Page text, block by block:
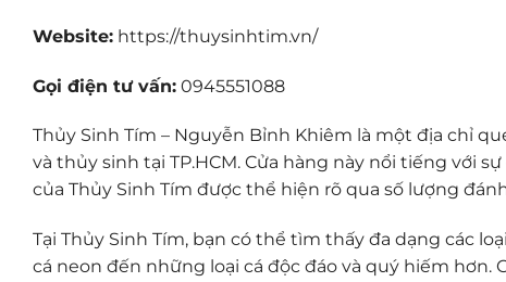
Website: https://thuysinhtim.vn/
Gọi điện tư vấn: 0945551088
Thủy Sinh Tím – Nguyễn Bỉnh Khiêm là một địa chỉ
và thủy sinh tại TP.HCM. Cửa hàng này nổi tiếng với
của Thủy Sinh Tím được thể hiện rõ qua số lượng
Tại Thủy Sinh Tím, bạn có thể tìm thấy đa dạng các
cá neon đến những loại cá độc đáo và quý hiếm hơn.